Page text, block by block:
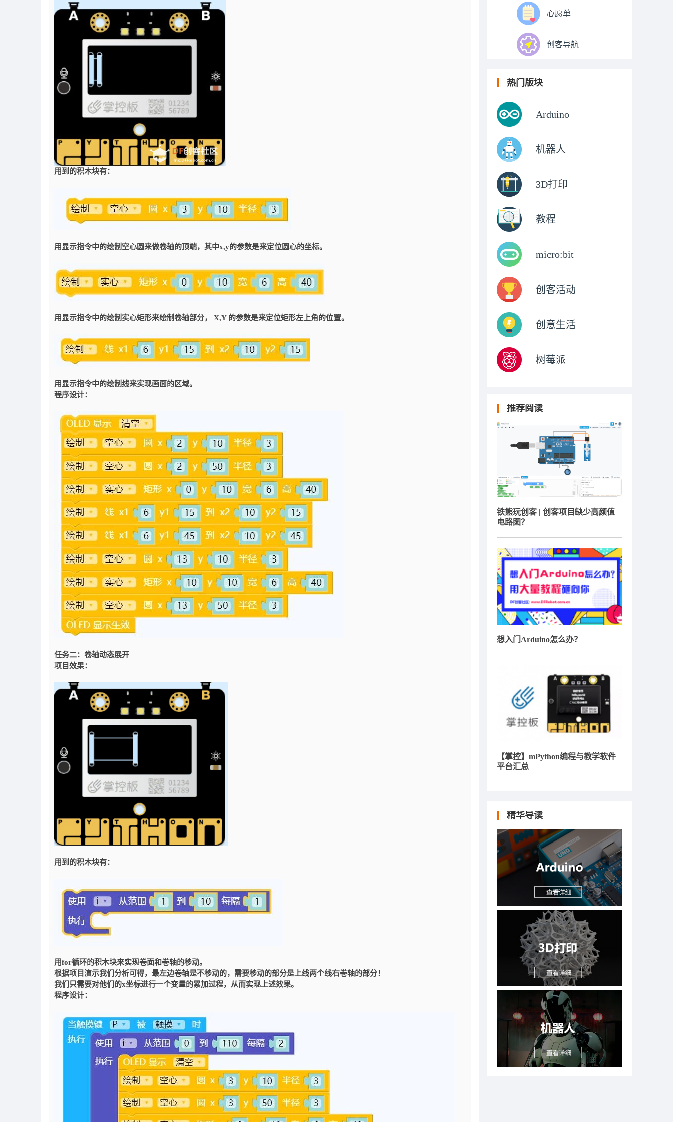
用到的积木块有：
用显示指令中的绘制空心圆来做卷轴的顶端，其中x,y的参数是来定位圆心的坐标。
用显示指令中的绘制实心矩形来绘制卷轴部分， X,Y 的参数是来定位矩形左上角的位置。
用显示指令中的绘制线来实现画面的区域。
程序设计：
任务二：卷轴动态展开
项目效果：
用到的积木块有：
用for循环的积木块来实现卷面和卷轴的移动。
根据项目演示我们分析可得，最左边卷轴是不移动的，需要移动的部分是上线两个线右卷轴的部分！
我们只需要对他们的x坐标进行一个变量的累加过程，从而实现上述效果。
程序设计：
心愿单
创客导航
热门版块
Arduino
机器人
3D打印
教程
micro:bit
创客活动
创意生活
树莓派
推荐阅读
铁熊玩创客 | 创客项目缺少高颜值
电路图？
想入门Arduino怎么办？
【掌控】mPython编程与教学软件
平台汇总
精华导读